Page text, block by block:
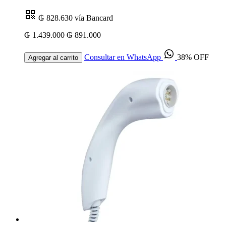
₲ 828.630 vía Bancard
₲ 1.439.000 ₲ 891.000
Agregar al carrito Consultar en WhatsApp 38% OFF